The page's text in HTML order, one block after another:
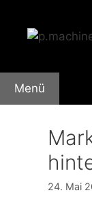
Inhalt
springen
Menü
24. Mai